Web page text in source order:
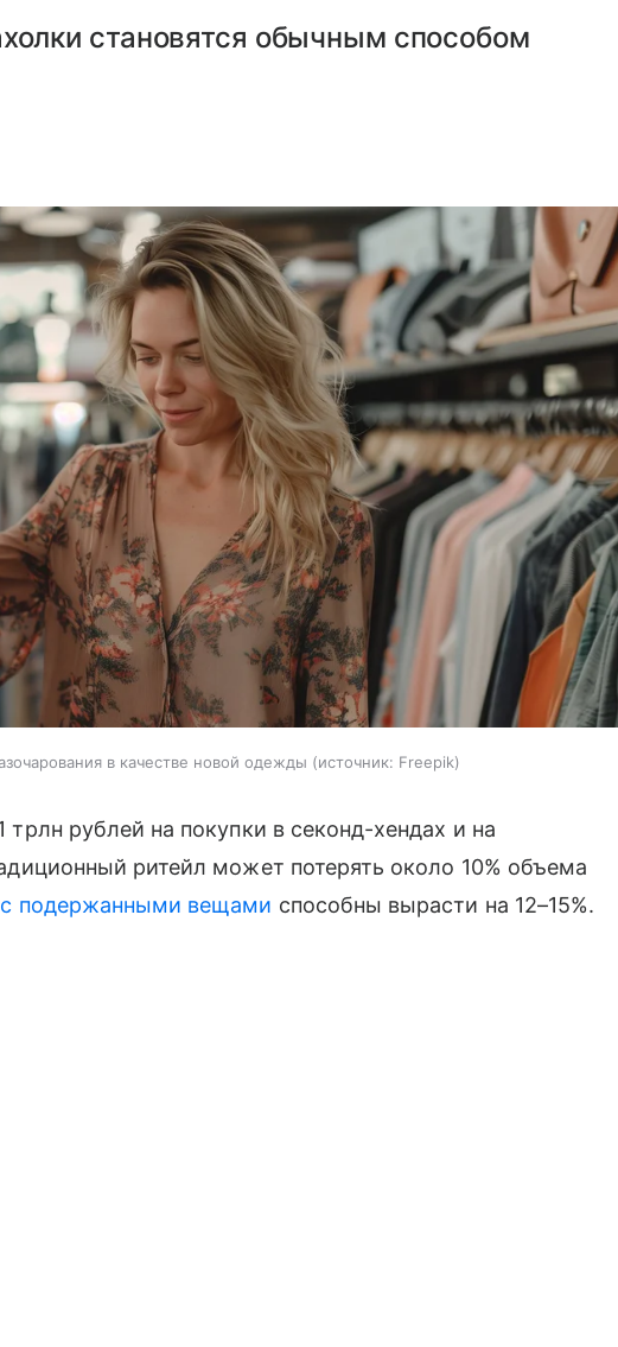
становятся обычным способом
в качестве новой одежды источник: Freepik
трлн рублей на покупки в секонд-хендах и на
ритейл может потерять около 10% объема
подержанными вещами способны вырасти на 12–15%.